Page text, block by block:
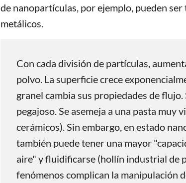
de nanopartículas, por ejemplo, pueden
metálicos.
Con cada división de partículas,
polvo. La superficie crece
granel cambia sus propiedades de flujo.
pegajoso. Se asemeja a una pasta muy
cerámicos). Sin embargo, en estado
también puede tener una mayor
aire" y fluidificarse (hollín industrial de
fenómenos complican la manipulación